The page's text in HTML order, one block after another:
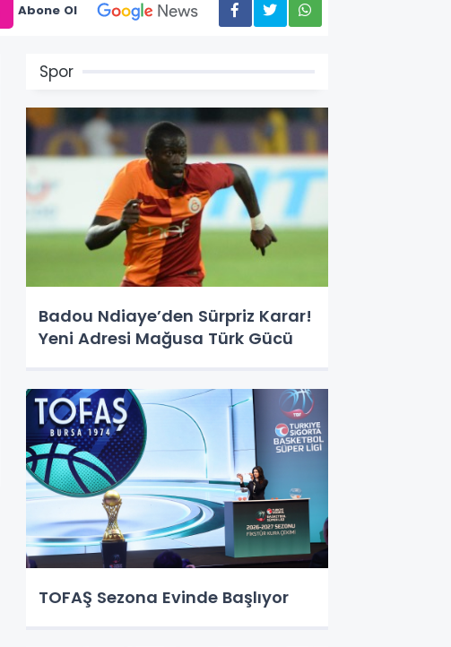
Abone Ol
Spor
Badou Ndiaye’den Sürpriz Karar!
Yeni Adresi Mağusa Türk Gücü
TOFAŞ Sezona Evinde Başlıyor